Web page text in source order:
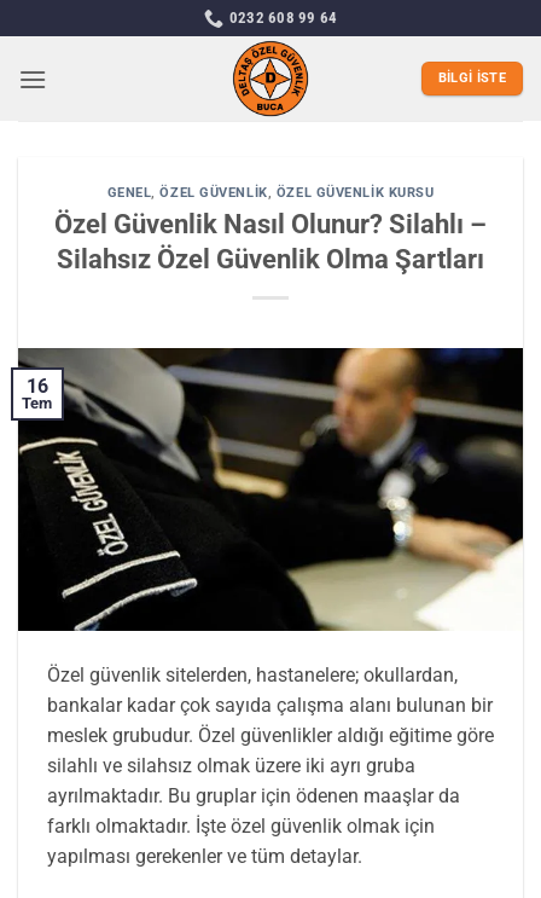
atla
0232 608 99 64
BILGI İSTE
GENEL,ÖZEL GÜVENLIK, ÖZEL GÜVENLIK KURSU
Özel Güvenlik Nasıl Olunur? Silahlı –
Silahsız Özel Güvenlik Olma Şartları
16
Tem
Özel güvenlik sitelerden, hastanelere; okullardan,
bankalar kadar çok sayıda çalışma alanı bulunan bir
meslek grubudur. Özel güvenlikler aldığı eğitime göre
silahlı ve silahsız olmak üzere iki ayrı gruba
ayrılmaktadır. Bu gruplar için ödenen maaşlar da
farklı olmaktadır. İşte özel güvenlik olmak için
yapılması gerekenler ve tüm detaylar.